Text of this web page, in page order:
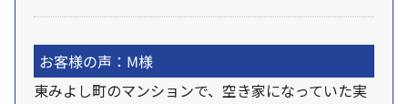
お客様の声：M様
東みよし町のマンションで、空き家になっていた実